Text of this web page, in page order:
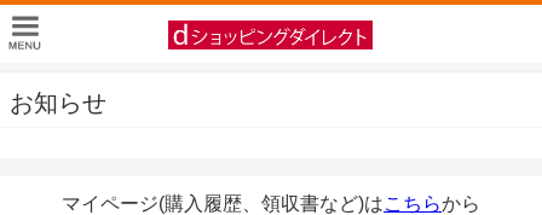
お知らせ
マイページ(購入履歴、領収書など)はこちらから